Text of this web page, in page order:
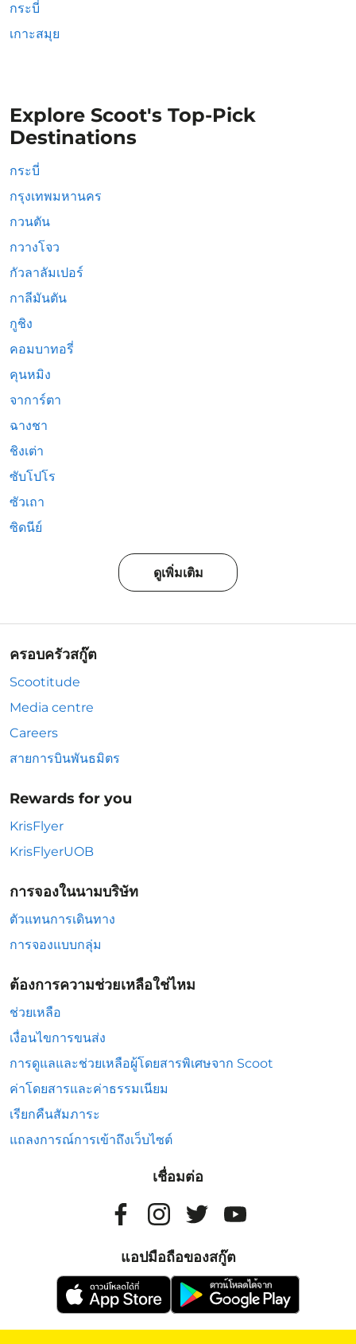
กระบี่
เกาะสมุย
Explore Scoot's Top-Pick
Destinations
กระบี่
กรุงเทพมหานคร
กวนตัน
กวางโจว
กัวลาลัมเปอร์
กาลีมันตัน
กูชิง
คอมบาทอรี่
คุนหมิง
จาการ์ตา
ฉางชา
ชิงเต่า
ซับโปโร
ซัวเถา
ซิดนีย์
ดูเพิ่มเติม
ครอบครัวสกู๊ต
Scootitude
Media centre
Careers
สายการบินพันธมิตร
Rewards for you
KrisFlyer
KrisFlyerUOB
การจองในนามบริษัท
ตัวแทนการเดินทาง
การจองแบบกลุ่ม
ต้องการความช่วยเหลือใช่ไหม
ช่วยเหลือ
เงื่อนไขการขนส่ง
การดูแลและช่วยเหลือผู้โดยสารพิเศษจาก Scoot
ค่าโดยสารและค่าธรรมเนียม
เรียกคืนสัมภาระ
แถลงการณ์การเข้าถึงเว็บไซต์
เชื่อมต่อ
แอปมือถือของสกู๊ต